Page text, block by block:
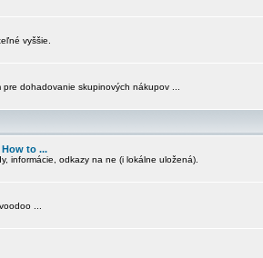
vyššie.
dohadovanie skupinových nákupov ...
to ...
informácie, odkazy na ne (i lokálne uložená).
...